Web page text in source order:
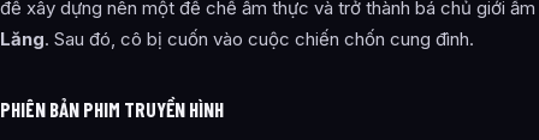
để xây dựng nên một đế chế ẩm thực và trở thành bá chủ giới
Lăng. Sau đó, cô bị cuốn vào cuộc chiến chốn cung đình.
PHIÊN BẢN PHIM TRUYỀN HÌNH